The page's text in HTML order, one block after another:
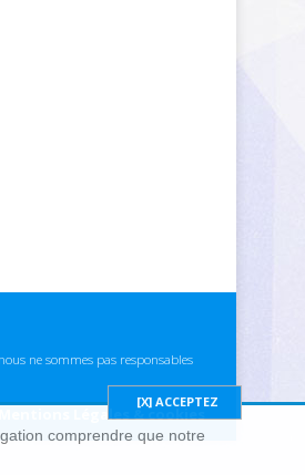
ne sommes pas responsables
Mentions Légales & cookies
comprendre que notre